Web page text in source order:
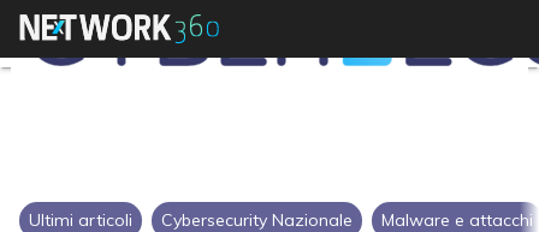
Ultimi articoli Cybersecurity Nazionale Malware e attacchi